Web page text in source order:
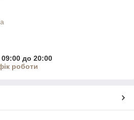
до 20:00
роботи